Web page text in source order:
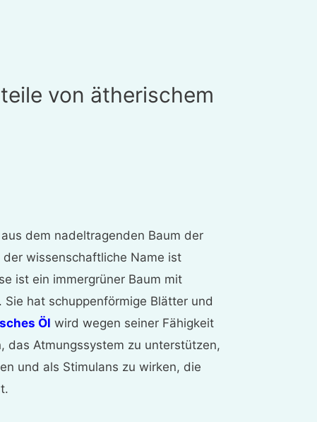
von ätherischem
dem nadeltragenden Baum der
wissenschaftliche Name ist
ist ein immergrüner Baum mit
hat schuppenförmige Blätter und
Öl wird wegen seiner Fähigkeit
das Atmungssystem zu unterstützen,
und als Stimulans zu wirken, die